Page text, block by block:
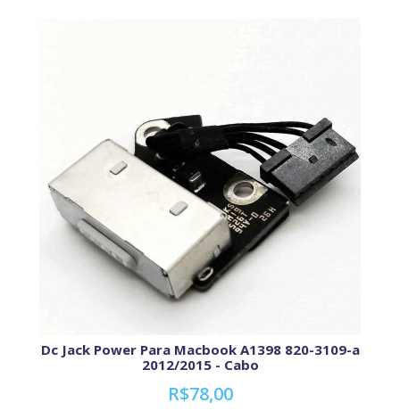
Dc Jack Power Para Macbook A1398 820-3109-a
2012/2015 - Cabo
R$78,00